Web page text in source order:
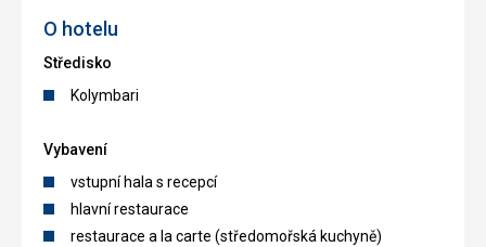
O hotelu
Středisko
Kolymbari
Vybavení
vstupní hala s recepcí
hlavní restaurace
restaurace a la carte (středomořská kuchyně)